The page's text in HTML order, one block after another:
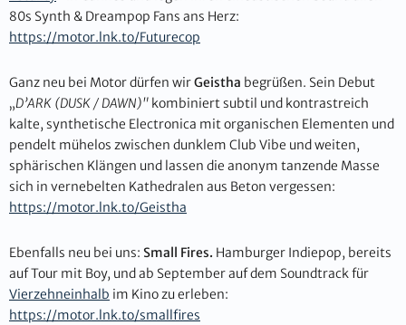
80s Synth & Dreampop Fans ans Herz:
https://motor.lnk.to/Futurecop
Ganz neu bei Motor dürfen wirGeistha begrüßen. Sein Debut
„D’ARK (DUSK / DAWN)" kombiniert subtil und kontrastreich
kalte, synthetische Electronica mit organischen Elementen und
pendelt mühelos zwischen dunklem Club Vibe und weiten,
sphärischen Klängen und lassen die anonym tanzende Masse
sich in vernebelten Kathedralen aus Beton vergessen:
https://motor.lnk.to/Geistha
Ebenfalls neu bei uns: Small Fires. Hamburger Indiepop, bereits
auf Tour mit Boy, und ab September auf dem Soundtrack für
Vierzehneinhalb im Kino zu erleben:
https://motor.lnk.to/smallfires